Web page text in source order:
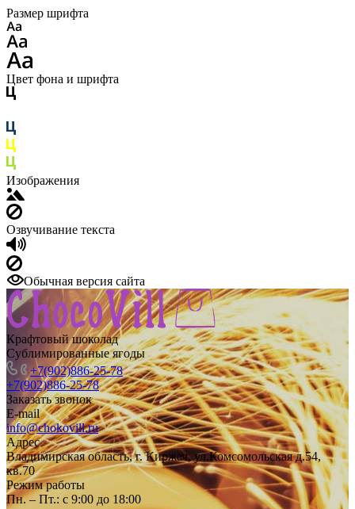
Размер шрифта
Цвет фона и шрифта
Изображения
Озвучивание текста
Обычная версия сайта
Крафтовый шоколад
Сублимированные ягоды
+7(902)886-25-78
+7(902)886-25-78
Заказать звонок
E-mail
info@chokovill.ru
Адрес
Владимирская область, г. Киржач, ул.Комсомольская д.54,
кв.70
Режим работы
Пн. – Пт.: с 9:00 до 18:00